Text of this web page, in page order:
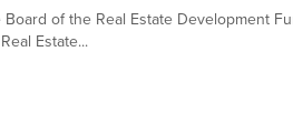
of the Real Estate Development
Estate...